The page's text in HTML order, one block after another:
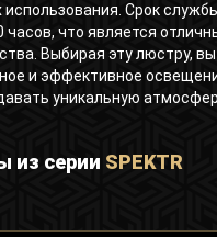
использования. Срок
часов, что является
Выбирая эту люстру,
и эффективное
уникальную
из серии SPEKTR